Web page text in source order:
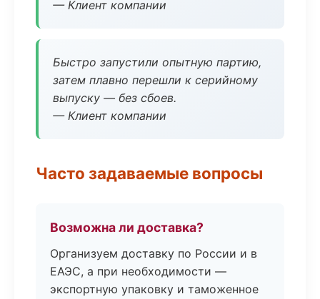
— Клиент компании
Быстро запустили опытную партию,
затем плавно перешли к серийному
выпуску — без сбоев.
— Клиент компании
Часто задаваемые вопросы
Возможна ли доставка?
Организуем доставку по России и в
ЕАЭС, а при необходимости —
экспортную упаковку и таможенное